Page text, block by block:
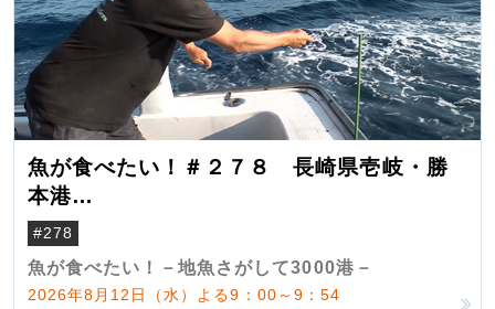
魚が食べたい！＃２７８ 長崎県壱岐・勝
本港
（クロマグロ）
#278
魚が食べたい！－地魚さがして3000港－
2026年8月12日（水）よる9：00～9：54